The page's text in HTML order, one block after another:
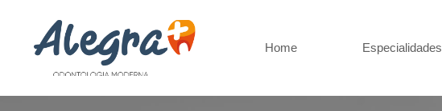
Home Especialidades